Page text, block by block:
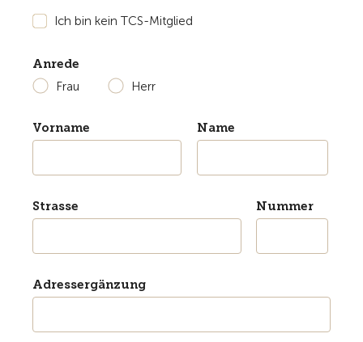
Ich bin kein TCS-Mitglied
Anrede
Frau
Herr
Vorname Name
Strasse Nummer
Adressergänzung